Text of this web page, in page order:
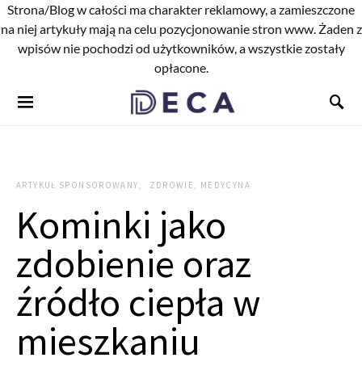
Strona/Blog w całości ma charakter reklamowy, a zamieszczone
na niej artykuły mają na celu pozycjonowanie stron www. Żaden z
wpisów nie pochodzi od użytkowników, a wszystkie zostały
opłacone.
ARTYKUŁ SPONSOROWANY ZDROWIE, MEDYCYNA
Kominki jako
zdobienie oraz
źródło ciepła w
mieszkaniu